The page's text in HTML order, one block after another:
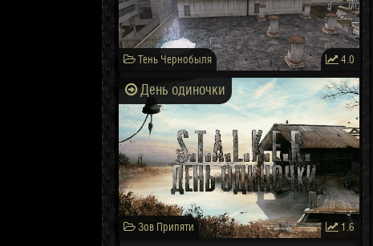
Тень Чернобыля 4.0
День одиночки
Зов Припяти 1.6